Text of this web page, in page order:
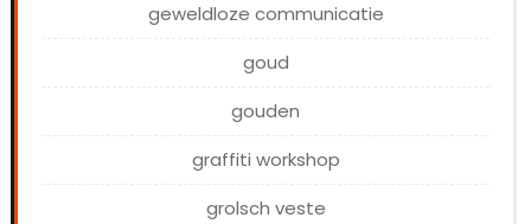
geweldloze communicatie
goud
gouden
graffiti workshop
grolsch veste